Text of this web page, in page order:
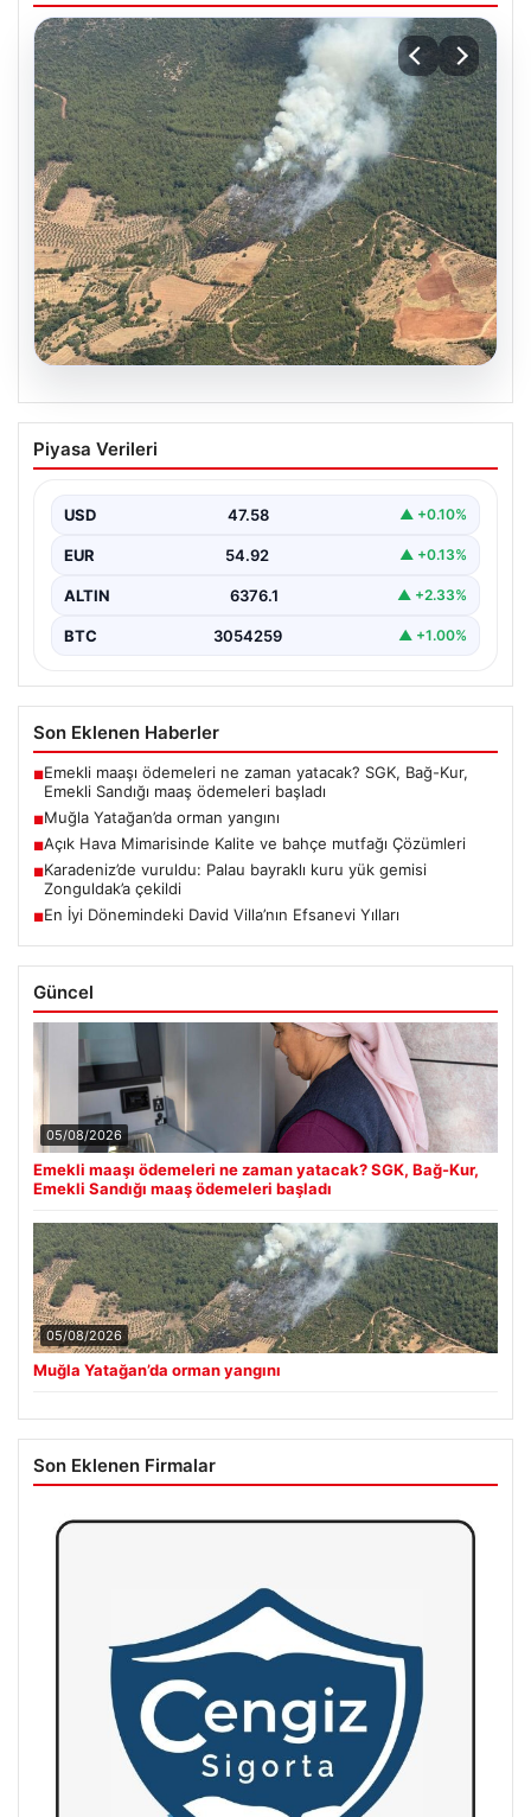
Muğla Yatağan’da orman yangını
Piyasa Verileri
USD 47.58 ▲ +0.10%
EUR 54.92 ▲ +0.13%
ALTIN 6376.1 ▲ +2.33%
BTC 3054259 ▲ +1.00%
Son Eklenen Haberler
■Emekli maaşı ödemeleri ne zaman yatacak? SGK, Bağ-Kur,
Emekli Sandığı maaş ödemeleri başladı
■Muğla Yatağan’da orman yangını
■Açık Hava Mimarisinde Kalite ve bahçe mutfağı Çözümleri
■Karadeniz’de vuruldu: Palau bayraklı kuru yük gemisi
Zonguldak’a çekildi
■En İyi Dönemindeki David Villa’nın Efsanevi Yılları
Güncel
05/08/2026
Emekli maaşı ödemeleri ne zaman yatacak? SGK, Bağ-Kur,
Emekli Sandığı maaş ödemeleri başladı
05/08/2026
Muğla Yatağan’da orman yangını
Son Eklenen Firmalar